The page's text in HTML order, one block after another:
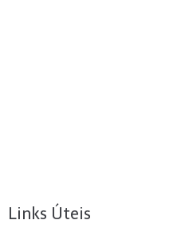
Links Úteis